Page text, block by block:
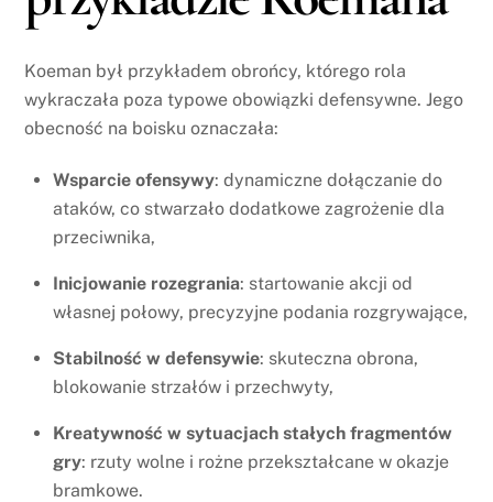
Koeman był przykładem obrońcy, którego rola
wykraczała poza typowe obowiązki defensywne. Jego
obecność na boisku oznaczała:
Wsparcie ofensywy: dynamiczne dołączanie do
ataków, co stwarzało dodatkowe zagrożenie dla
przeciwnika,
Inicjowanie rozegrania: startowanie akcji od
własnej połowy, precyzyjne podania rozgrywające,
Stabilność w defensywie: skuteczna obrona,
blokowanie strzałów i przechwyty,
Kreatywność w sytuacjach stałych fragmentów
gry: rzuty wolne i rożne przekształcane w okazje
bramkowe.